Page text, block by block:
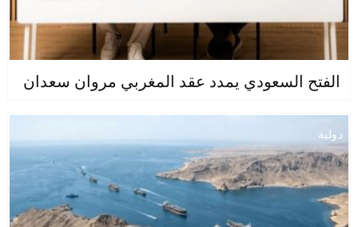
الفتح السعودي يمدد عقد المغربي مروان سعدان
دولية